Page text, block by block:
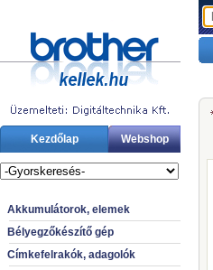
Kezdőlap Webshop
Akkumulátorok, elemek
Bélyegzőkészítő gép
Címkefelrakók, adagolók